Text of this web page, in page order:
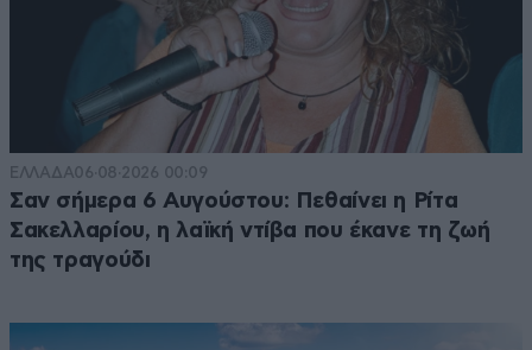
ΕΛΛΑΔΑ06·08·2026 00:09
Σαν σήμερα 6 Αυγούστου: Πεθαίνει η Ρίτα
Σακελλαρίου, η λαϊκή ντίβα που έκανε τη ζωή
της τραγούδι